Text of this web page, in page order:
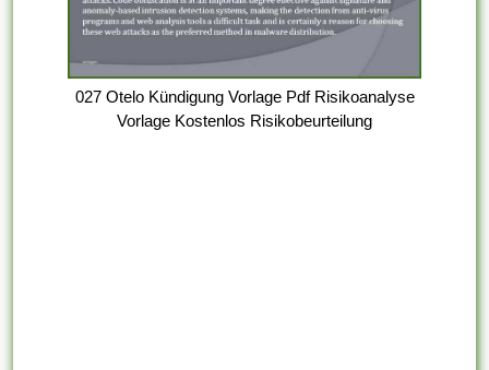
027 Otelo Kündigung Vorlage Pdf Risikoanalyse
Vorlage Kostenlos Risikobeurteilung